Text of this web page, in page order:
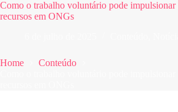
Como o trabalho voluntário pode impulsionar
recursos em ONGs
Home
Conteúdo